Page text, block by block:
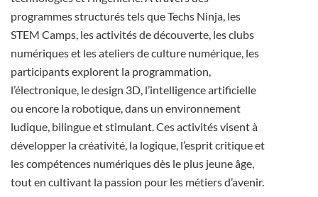
programmes structurés tels que Techs Ninja, les
STEM Camps, les activités de découverte, les clubs
numériques et les ateliers de culture numérique, les
participants explorent la programmation,
l’électronique, le design 3D, l’intelligence artificielle
ou encore la robotique, dans un environnement
ludique, bilingue et stimulant. Ces activités visent à
développer la créativité, la logique, l’esprit critique et
les compétences numériques dès le plus jeune âge,
tout en cultivant la passion pour les métiers d’avenir.